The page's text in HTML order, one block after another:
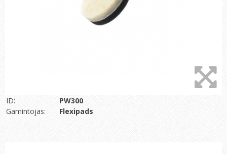
ID:
PW300
Gamintojas:
Flexipads